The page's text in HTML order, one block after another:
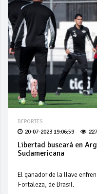
DEPORTES
20-07-2023 19:06:59
Libertad buscará en
Sudamericana
El ganador de la llave
Fortaleza, de Brasil.